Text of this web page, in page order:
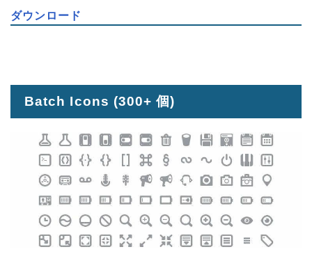
ダウンロード
Batch Icons (300+ 個)